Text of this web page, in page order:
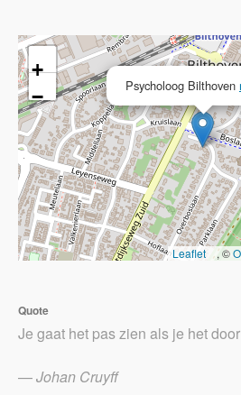
Psycholoog Bilthoven
+
−
Leaflet , ©
Quote
Je gaat het pas zien als je het
—Johan Cruyff